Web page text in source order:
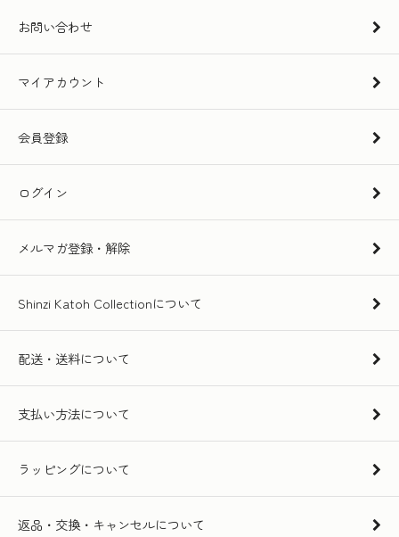
お問い合わせ
マイアカウント
会員登録
ログイン
メルマガ登録・解除
Shinzi Katoh Collectionについて
配送・送料について
支払い方法について
ラッピングについて
返品・交換・キャンセルについて